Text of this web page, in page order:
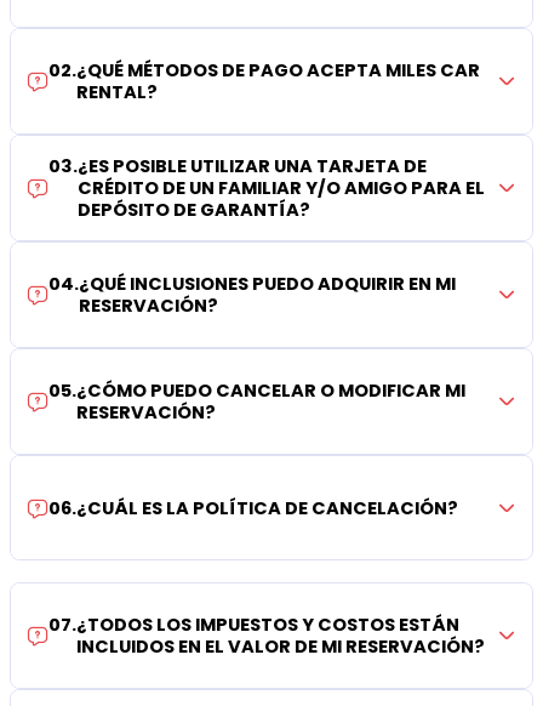
02.¿QUÉ MÉTODOS DE PAGO ACEPTA MILES CAR
RENTAL?
03.¿ES POSIBLE UTILIZAR UNA TARJETA DE
CRÉDITO DE UN FAMILIAR Y/O AMIGO PARA EL
DEPÓSITO DE GARANTÍA?
04.¿QUÉ INCLUSIONES PUEDO ADQUIRIR EN MI
RESERVACIÓN?
05.¿CÓMO PUEDO CANCELAR O MODIFICAR MI
RESERVACIÓN?
06.¿CUÁL ES LA POLÍTICA DE CANCELACIÓN?
07.¿TODOS LOS IMPUESTOS Y COSTOS ESTÁN
INCLUIDOS EN EL VALOR DE MI RESERVACIÓN?